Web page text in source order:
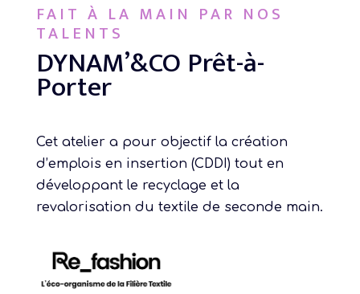
FAIT À LA MAIN PAR NOS
TALENTS
DYNAM’&CO Prêt-à-
Porter
Cet atelier a pour objectif la création
d’emplois en insertion (CDDI) tout en
développant le recyclage et la
revalorisation du textile de seconde main.